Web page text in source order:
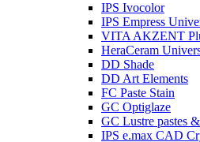
IPS Ivocolor
IPS Empress
VITA AKZENT
HeraCeram
DD Shade
DD Art Elements
FC Paste Stain
GC Optiglaze
GC Lustre pastes
IPS e.max CAD